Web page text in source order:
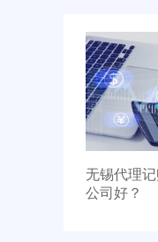
无锡代理
公司好？